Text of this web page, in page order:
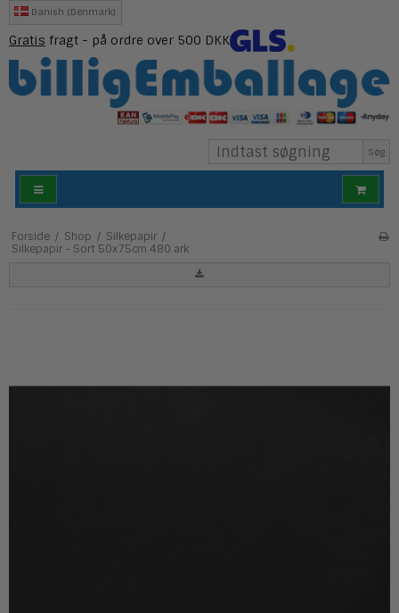
Danish (Denmark)
Gratis fragt - på ordre over 500 DKK
Søg
Forside / Shop / Silkepapir /
Silkepapir - Sort 50x75cm 480 ark